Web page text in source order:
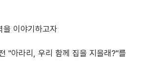
을 이야기하고자
"아라리, 우리 함께 집을 지을래?"를